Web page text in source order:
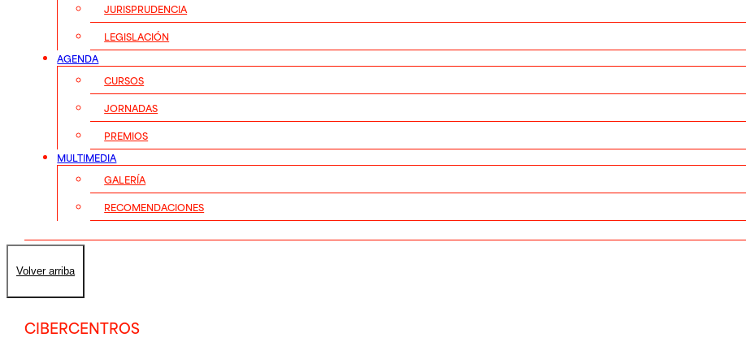
JURISPRUDENCIA
LEGISLACIÓN
AGENDA
CURSOS
JORNADAS
PREMIOS
MULTIMEDIA
GALERÍA
RECOMENDACIONES
Volver arriba
CIBERCENTROS